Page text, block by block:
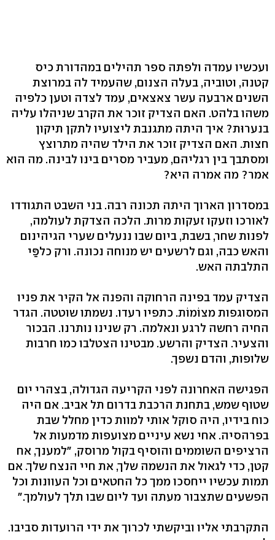
ועכשיו עמדה ולפתה ספר תהילים במהדורת כיס
קטנה, וטוביה, בעלה הצנום, שהעמיד לה במרוצת
השנים ארבעה עשר צאצאים, עמד לצדה וטען כלפיה
משהו בלהט. האם הצדיק זוכר את הקרב שניהלו עליה
בנערוּת? איך היתה מתגנבת ליצועיו לתקן תיקון
חצות. האם הצדיק זוכר את הילד שהיה מתרוצץ
ומסתבך בין רגליהם, מעביר מסרים בינו לבינה. מה הוא
אמר? מה אמרה היא?
במסדרון הארוך היתה תכונה רבה. בני השבט התגודדו
לאורכו וזעקו זעקות מרות. הלכה הצדקת לעולמה,
לפנות שחר, בשבת, ביום שבו ננעלים שערי הגיהינום
והאש כבה, וגם לרשעים יש מנוחה נכונה. ורק כלפַּי
התלבתה האש.
הצדיק עמד בפינה הרחוקה והפנה אל הקיר את פניו
המסוגפות מצוֹמוֹת. כתפיו רעדו. נשמתו שוטטה. הגדר
החיה רחשה לרגע ונאלמה. רק שנינו נותרנו. הבכור
והצעיר. הצדיק והרשע. מבטינו הצטלבו כמו חרבות
שלופות, והדם נשפך.
הפגישה האחרונה לפני הקריעה הגדולה, בצהרי יום
שטוף שמש, בתחנת הרכבת בדרום תל אביב. אם היה
כוח בידיו, היה סוקל אותי למוות כדין מחלל שבת
בפרהסיה. אחי נשא עיניים מצועפות מדמעות אל
הרציפים השוממים והוסיף בקול מרוסק, "למענך, אח
קטן, כדי לגאול את הנשמה שלך, את חיי הנצח שלך. אם
תמות עכשיו ייחסכו ממך כל החטאים וכל העוונות וכל
הפשעים שתצבור מעתה ועד ליום שבו תלך לעולמך."
התקרבתי אליו וביקשתי לכרוך את ידי הרועדות סביבו.